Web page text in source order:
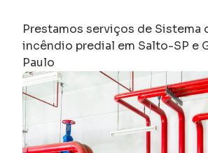
Prestamos serviços de Sistema
incêndio predial em Salto-SP e
Paulo